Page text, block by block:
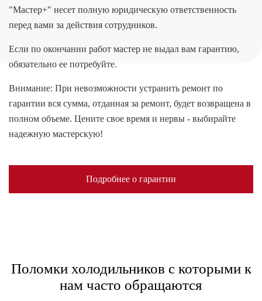
"Мастер+" несет полную юридическую ответственность
перед вами за действия сотрудников.
Если по окончании работ мастер не выдал вам гарантию,
обязательно ее потребуйте.
Внимание: При невозможности устранить ремонт по
гарантии вся сумма, отданная за ремонт, будет возвращена в
полном объеме. Цените свое время и нервы - выбирайте
надежную мастерскую!
Подробнее о гарантии
Поломки холодильников с которыми к
нам часто обращаются